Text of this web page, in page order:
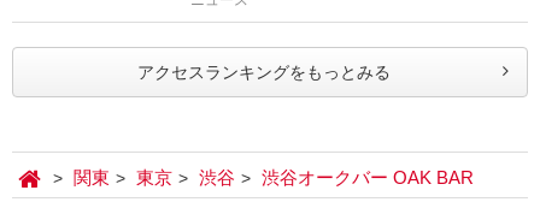
アクセスランキングをもっとみる
関東 東京 渋谷 渋谷オークバー OAK BAR